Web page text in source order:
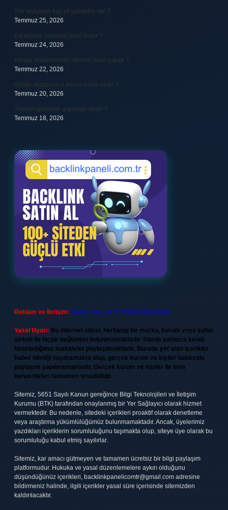
Sıfır araçların kaç yıl garantisi var ?
Temmuz 25, 2026
Karıncalar yuvasını nasıl bulur ?
Temmuz 24, 2026
Hesap makinesinde iskonto nasıl yapılır ?
Temmuz 22, 2026
Ahlaki oluşturan 4 temel unsur nedir ?
Temmuz 20, 2026
Tümdengelimsel argüman nedir ?
Temmuz 18, 2026
Reklam ve İletişim: Skype: live:.cid.575569c608265c69
Yasal Uyarı: Bu internet sitesi, herhangi bir marka, kurum veya şahıs
şirketi ile hiçbir bağlantısı bulunmamaktadır. Sitede yalnızca kendi
hazırladığımız makaleler paylaşılmaktadır. Burada yer alan içerikler
haber niteliği taşımamakta olup, gerçek kurum ve kişiler hakkında
paylaşım yapılmamaktadır. Gerçek kurum ve kişiler ile isim
benzerlikleri tamamen tesadüfidir.
Sitemiz, 5651 Sayılı Kanun gereğince Bilgi Teknolojileri ve İletişim
Kurumu (BTK) tarafından onaylanmış bir Yer Sağlayıcı olarak hizmet
vermektedir. Bu nedenle, sitedeki içerikleri proaktif olarak denetleme
veya araştırma yükümlülüğümüz bulunmamaktadır. Ancak, üyelerimiz
yazdıkları içeriklerin sorumluluğunu taşımakta olup, siteye üye olarak bu
sorumluluğu kabul etmiş sayılırlar.
Sitemiz, kar amacı gütmeyen ve tamamen ücretsiz bir bilgi paylaşım
platformudur. Hukuka ve yasal düzenlemelere aykırı olduğunu
düşündüğünüz içerikleri, backlinkpanelicomtr@gmail.com adresine
bildirmeniz halinde, ilgili içerikler yasal süre içerisinde sitemizden
kaldırılacaktır.